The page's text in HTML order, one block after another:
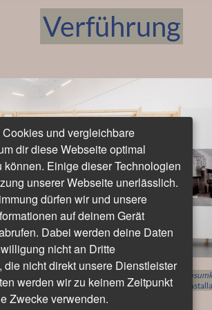
Verführung
Karl Ernst Osthaus und die Anfänge der
Museum für Kunst in Handel und Gewerbe,
Krefeld, 2023
und vergleichbare
dir diese Webseite optimal
können. Einige dieser Technologien
unserer Webseite unerlässlich.
dürfen wir und unsere
auf deinem Gerät
Dabei werden deine Daten
nicht an Dritte
die nicht direkt unsere Dienstleister
werden wir zu keinem Zeitpunkt
Zwecke verwenden.